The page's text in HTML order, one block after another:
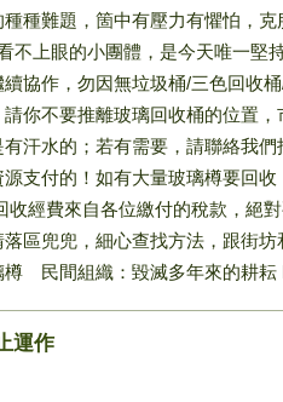
種難題，箇中有壓力有懼怕，
不上眼的小團體，是今天唯一堅
協作，勿因無垃圾桶/三色回收
你不要推離玻璃回收桶的位置
汗水的；若有需要，請聯絡我
支付的！如有大量玻璃樽要回
收經費來自各位繳付的稅款，絕
區兜兜，細心查找方法，跟街
民間組織：毀滅多年來的耕耘
運作